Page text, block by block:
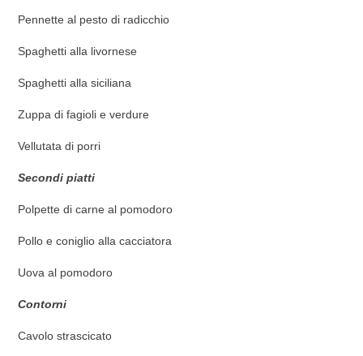
Pennette al pesto di radicchio
Spaghetti alla livornese
Spaghetti alla siciliana
Zuppa di fagioli e verdure
Vellutata di porri
Secondi piatti
Polpette di carne al pomodoro
Pollo e coniglio alla cacciatora
Uova al pomodoro
Contorni
Cavolo strascicato